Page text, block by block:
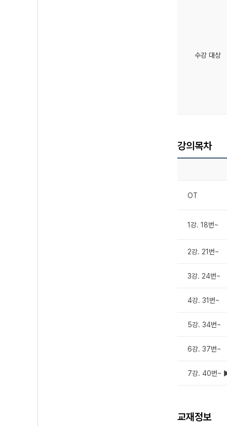
수강 대상
강의목차
OT
1강. 18번~
2강. 21번~
3강. 24번~
4강. 31번~
5강. 34번~
6강. 37번~
7강. 40번~
교재정보